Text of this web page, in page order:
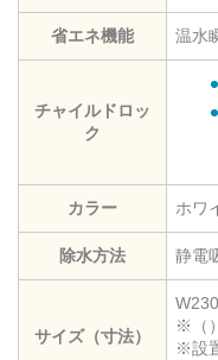
省エネ機能 温水
チャイルドロッ
ク
カラー ホワ
除水方法 静電
サイズ（寸法）
※（
※設